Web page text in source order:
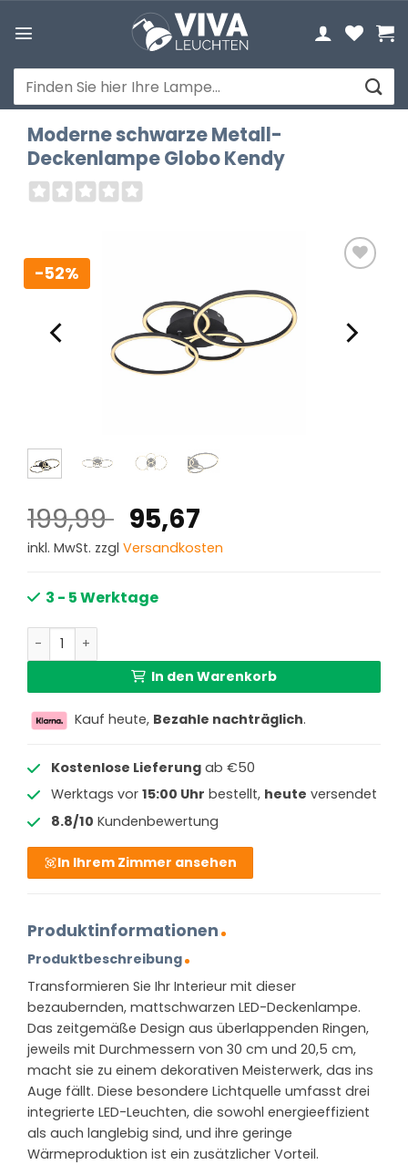
Inhalt
Suchen
nach:
Moderne schwarze Metall-
Deckenlampe Globo Kendy
-52%
199,99 Ursprünglicher
Preis
199,99 €
95,67
Preis
inkl. MwSt. zzgl Versandkosten
3 - 5 Werktage
Moderne schwarze Metall-Deckenlampe Globo Kendy
In den Warenkorb
Kauf heute, Bezahle nachträglich.
Kostenlose Lieferungab €50
Werktags vor 15:00 Uhr bestellt, heute versendet
8.8/10 Kundenbewertung
In Ihrem Zimmer ansehen
Produktinformationen
Produktbeschreibung
Transformieren Sie Ihr Interieur mit dieser
bezaubernden, mattschwarzen LED-Deckenlampe.
Das zeitgemäße Design aus überlappenden Ringen,
jeweils mit Durchmessern von 30 cm und 20,5 cm,
macht sie zu einem dekorativen Meisterwerk, das ins
Auge fällt. Diese besondere Lichtquelle umfasst drei
integrierte LED-Leuchten, die sowohl energieeffizient
als auch langlebig sind, und ihre geringe
Wärmeproduktion ist ein zusätzlicher Vorteil.